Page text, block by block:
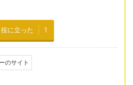
役に立った 1
のサイト